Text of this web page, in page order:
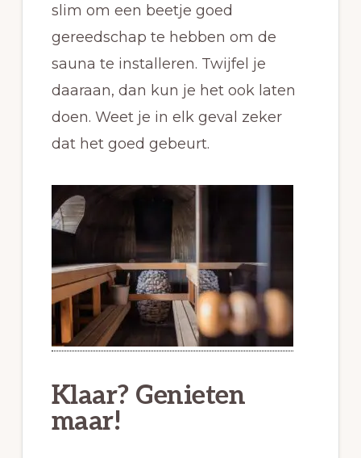
slim om een beetje goed
gereedschap te hebben om de
sauna te installeren. Twijfel je
daaraan, dan kun je het ook laten
doen. Weet je in elk geval zeker
dat het goed gebeurt.
Klaar? Genieten
maar!